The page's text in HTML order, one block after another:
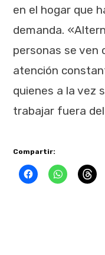
en el hogar que
demanda.
personas se ven
atención
quienes a la vez
trabajar fuera
Compartir: